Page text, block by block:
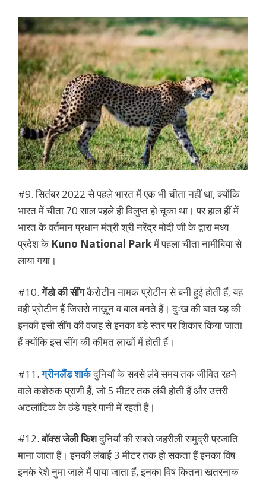
#9. सितंबर 2022 से पहले भारत में एक भी चीता नहीं था, क्योंकि
भारत में चीता 70 साल पहले ही विलुप्त हो चूका था। पर हाल हीं में
भारत के वर्तमान प्रधान मंत्री श्री नरेंद्र मोदी जी के द्वारा मध्य
प्रदेश के Kuno National Parkमें पहला चीता नामीबिया से
लाया गया।
#10.गेंडो की सींगकैरोटीन नामक प्रोटीन से बनी हुई होती हैं, यह
वही प्रोटीन हैं जिससे नाख़ून व बाल बनते हैं। दुःख की बात यह की
इनकी इसी सींग की वजह से इनका बड़े स्तर पर शिकार किया जाता
हैं क्योंकि इस सींग की कीमत लाखों में होती हैं।
#11.ग्रीनलैंड शार्कदुनियाँ के सबसे लंबे समय तक जीवित रहने
वाले कशेरुक प्राणी हैं, जो 5 मीटर तक लंबी होती हैं और उत्तरी
अटलांटिक के ठंडे गहरे पानी में रहती हैं।
#12.बॉक्स जेली फिशदुनियाँ की सबसे जहरीली समुद्री प्रजाति
माना जाता हैं। इनकी लंबाई 3 मीटर तक हो सकता हैं इनका विष
इनके रेशे नुमा जाले में पाया जाता हैं, इनका विष कितना खतरनाक